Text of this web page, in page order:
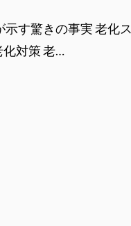
す驚きの事実 老化ス
化対策 老…